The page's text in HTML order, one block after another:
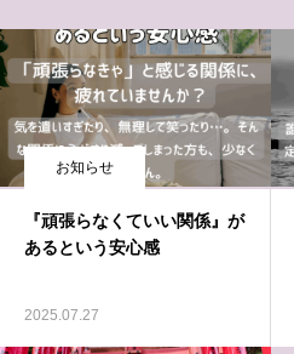
お知らせ
『頑張らなくていい関係』が
あるという安心感
2025.07.27